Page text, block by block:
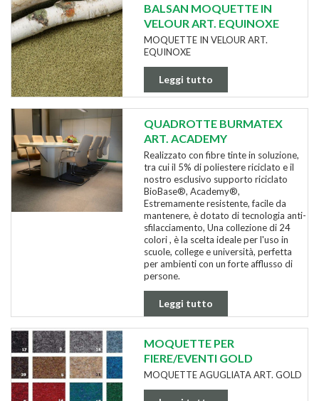
BALSAN MOQUETTE IN
VELOUR ART. EQUINOXE
MOQUETTE IN VELOUR ART.
EQUINOXE
Leggi tutto
QUADROTTE BURMATEX
ART. ACADEMY
Realizzato con fibre tinte in soluzione,
tra cui il 5% di poliestere riciclato e il
nostro esclusivo supporto riciclato
BioBase®, Academy®,
Estremamente resistente, facile da
mantenere, è dotato di tecnologia anti-
sfilacciamento, Una collezione di 24
colori , è la scelta ideale per l'uso in
scuole, college e università, perfetta
per ambienti con un forte afflusso di
persone.
Leggi tutto
MOQUETTE PER
FIERE/EVENTI GOLD
MOQUETTE AGUGLIATA ART. GOLD